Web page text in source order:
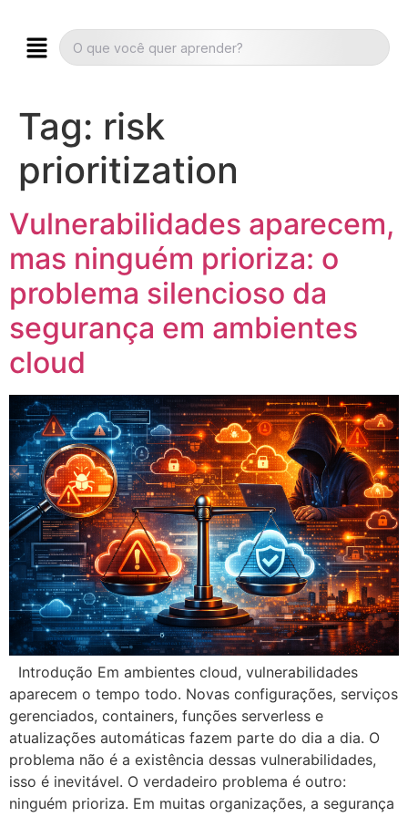
Tag: risk
prioritization
Vulnerabilidades aparecem,
mas ninguém prioriza: o
problema silencioso da
segurança em ambientes
cloud
Introdução Em ambientes cloud, vulnerabilidades
aparecem o tempo todo. Novas configurações, serviços
gerenciados, containers, funções serverless e
atualizações automáticas fazem parte do dia a dia. O
problema não é a existência dessas vulnerabilidades,
isso é inevitável. O verdadeiro problema é outro:
ninguém prioriza. Em muitas organizações, a segurança